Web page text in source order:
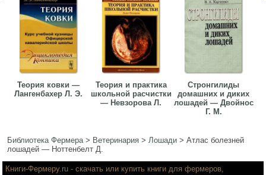
Теория ковки —
Лангенбахер Л. Э.
Теория и практика
школьной расчистки
— Невзорова Л.
Стронгилиды
домашних и диких
лошадей — Двойнос
Г. М.
Библиотека Фермера> Ветеринария >Лошади >Атлас болезней
лошадей — Ноттенбелт Д.
Книги-Фермеру.ru - скачать или купить книги для фермеров,